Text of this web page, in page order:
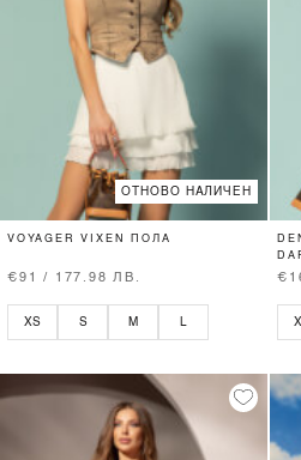
ОТНОВО НАЛИЧЕН
VOYAGER VIXEN ПОЛА
€91 / 177.98 ЛВ.
XS S M L